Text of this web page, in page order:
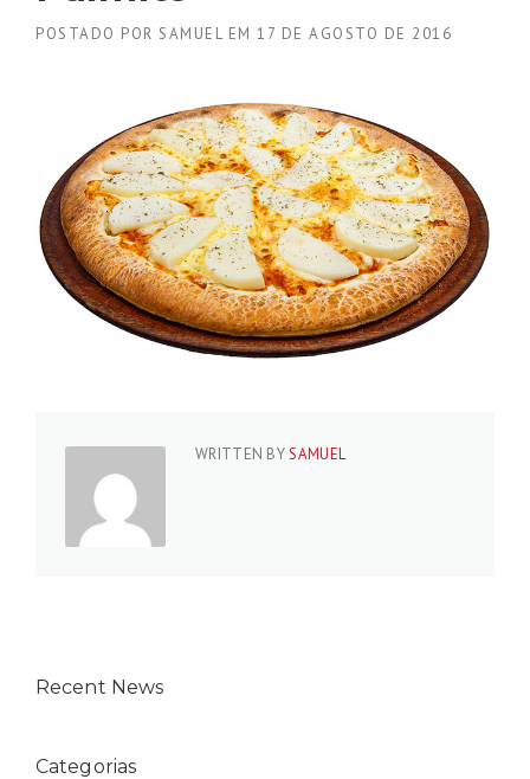
POSTADO POR SAMUELEM 17 DE AGOSTO DE 2016
WRITTEN BYSAMUEL
Recent News
Categorias